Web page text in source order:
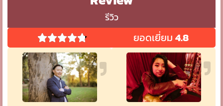
รีวิว
ยอดเยี่ยม 4.8